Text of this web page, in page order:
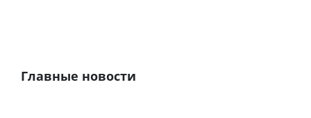
Главные новости